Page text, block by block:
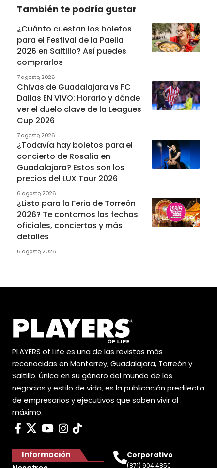
También te podría gustar
¿Cuánto cuestan los boletos
para el Festival de la Paella
2026 en Saltillo? Así puedes
comprarlos
7 agosto, 2026
Chivas de Guadalajara vs FC
Dallas EN VIVO: Horario y dónde
ver el duelo clave de la Leagues
Cup 2026
7 agosto, 2026
¿Todavía hay boletos para el
concierto de Rosalía en
Guadalajara? Estos son los
precios del LUX Tour 2026
6 agosto, 2026
¿Listo para la Feria de Torreón
2026? Te contamos las fechas
oficiales, conciertos y más
detalles
6 agosto, 2026
PLAYERS of Life es una de las revistas más
reconocidas en Monterrey, Guadalajara, Torreón y
Saltillo. Única en su género del mundo de los
negocios y estilo de vida, es la publicación predilecta
de empresarios y ejecutivos que saben vivir al
máximo.
Información Corporativo
(871) 904 4850